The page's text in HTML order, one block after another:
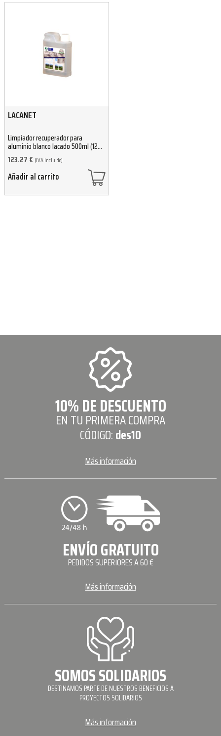
LACANET
Limpiador recuperador para
aluminio blanco lacado 500ml (12
unidades)
123.27 € (IVA Incluido)
Añadir al carrito
10% DE DESCUENTO
EN TU PRIMERA COMPRA
CÓDIGO:des10
Más información
ENVÍO GRATUITO
PEDIDOS SUPERIORES A 60 €
Más información
SOMOS SOLIDARIOS
DESTINAMOS PARTE DE NUESTROS BENEFICIOS A
PROYECTOS SOLIDARIOS
Más información